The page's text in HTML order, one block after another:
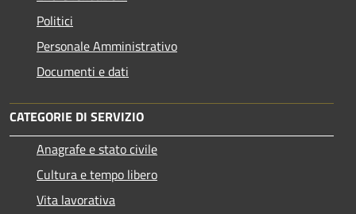
Politici
Personale Amministrativo
Documenti e dati
CATEGORIE DI SERVIZIO
Anagrafe e stato civile
Cultura e tempo libero
Vita lavorativa